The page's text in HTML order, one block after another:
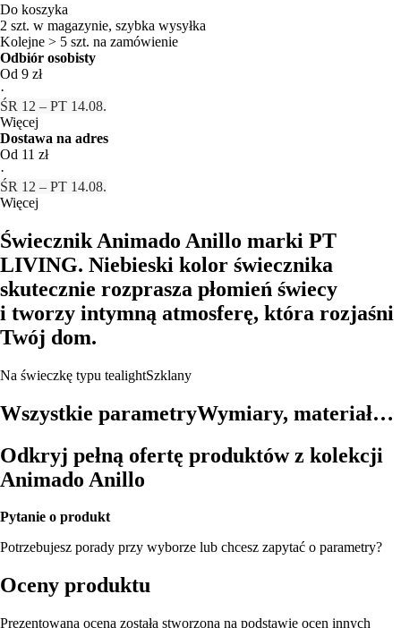
Do koszyka
2 szt. w magazynie, szybka wysyłka
Kolejne > 5 szt. na zamówienie
Odbiór osobisty
Od 9 zł
·
ŚR 12 – PT 14.08.
Więcej
Dostawa na adres
Od 11 zł
·
ŚR 12 – PT 14.08.
Więcej
Świecznik Animado Anillo marki PT
LIVING. Niebieski kolor świecznika
skutecznie rozprasza płomień świecy
i tworzy intymną atmosferę, która rozjaśni
Twój dom.
Na świeczkę typu tealightSzklany
Wszystkie parametryWymiary, materiał…
Odkryj pełną ofertę produktów z kolekcji
Animado Anillo
Pytanie o produkt
Potrzebujesz porady przy wyborze lub chcesz zapytać o parametry?
Oceny produktu
Prezentowana ocena została stworzona na podstawie ocen innych